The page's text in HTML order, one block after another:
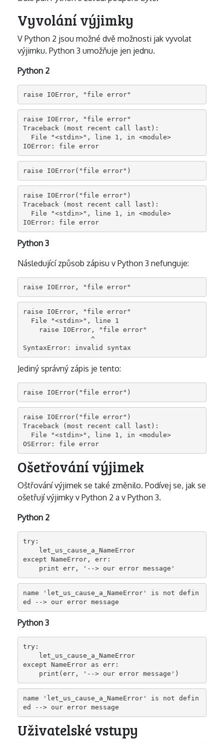
Vyvolání výjimky
V Python 2 jsou možné dvě možnosti jak vyvolat
výjimku. Python 3 umožňuje jen jednu.
Python 2
raise IOError, "file error"
raise IOError, "file error"
Traceback (most recent call last):
IOError: file error
raise IOError("file error")
raise IOError("file error")
Traceback (most recent call last):
IOError: file error
Python 3
Následující způsob zápisu v Python 3 nefunguje:
raise IOError, "file error"
raise IOError, "file error"
SyntaxError: invalid syntax
Jediný správný zápis je tento:
raise IOError("file error")
raise IOError("file error")
Traceback (most recent call last):
OSError: file error
Ošetřování výjimek
Oštřování výjimek se také změnilo. Podívej se, jak se
ošetřují výjimky v Python 2 a v Python 3.
Python 2
try:
except NameError, err:
    print err, '--> our error message'
name 'let_us_cause_a_NameError' is not defin
ed --> our error message
Python 3
try:
except NameError as err:
    print(err, '--> our error message')
name 'let_us_cause_a_NameError' is not defin
ed --> our error message
Uživatelské vstupy